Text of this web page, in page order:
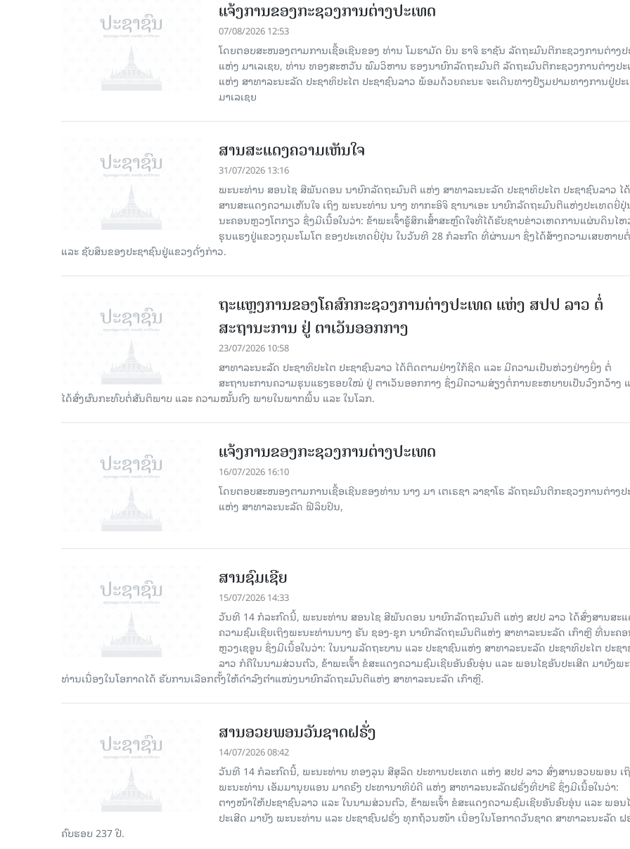
ແຈ້ງການຂອງກະຊວງການຕ່າງປະເທດ
07/08/2026 12:53
ໂດຍຕອບສະໜອງຕາມການເຊື້ອເຊີນຂອງ ທ່ານ ໂມຮາມັດ ບິນ ຮາຈິ ຮາຊັນ ລັດຖະມົນຕີກະຊວງການຕ່າງປ
ແຫ່ງ ມາເລເຊຍ, ທ່ານ ທອງສະຫວັນ ພົມວິຫານ ຮອງນາຍົກລັດຖະມົນຕີ ລັດຖະມົນຕີກະຊວງການຕ່າງປະ
ແຫ່ງ ສາທາລະນະລັດ ປະຊາທິປະໄຕ ປະຊາຊົນລາວ ພ້ອມດ້ວຍຄະນະ ຈະເດີນທາງຢ້ຽມຢາມທາງການຢູ່ປະ
ມາເລເຊຍ
ສານສະແດງຄວາມເຫັນໃຈ
31/07/2026 13:16
ພະນະທ່ານ ສອນໄຊ ສີພັນດອນ ນາຍົກລັດຖະມົນຕີ ແຫ່ງ ສາທາລະນະລັດ ປະຊາທິປະໄຕ ປະຊາຊົນລາວ ໄ
ສານສະແດງຄວາມເຫັນໃຈ ເຖິງ ພະນະທ່ານ ນາງ ທາກະອິຈິ ຊານາເອະ ນາຍົກລັດຖະມົນຕີແຫ່ງປະເທດຍີ່
ນະຄອນຫຼວງໂຕກຽວ ຊຶ່ງມີເນື້ອໃນວ່າ: ຂ້າພະເຈົ້າຮູ້ສຶກເສົ້າສະຫຼົດໃຈທີ່ໄດ້ຮັບຊາບຂ່າວເຫດການແຜ່ນດິນໄຫ
ຮຸນແຮງຢູ່ແຂວງຄຸມະໂມໂຕ ຂອງປະເທດຍີ່ປຸ່ນ ໃນວັນທີ 28 ກໍລະກົດ ທີ່ຜ່ານມາ ຊຶ່ງໄດ້ສ້າງຄວາມເສຍຫາຍ
ແລະ ຊັບສິນຂອງປະຊາຊົນຢູ່ແຂວງດັ່ງກ່າວ.
ຖະແຫຼງການຂອງໂຄສົກກະຊວງການຕ່າງປະເທດ ແຫ່ງ ສປປ ລາວ ຕໍ່
ສະຖານະການ ຢູ່ ຕາເວັນອອກກາງ
23/07/2026 10:58
ສາທາລະນະລັດ ປະຊາທິປະໄຕ ປະຊາຊົນລາວ ໄດ້ຕິດຕາມຢ່າງໃກ້ຊິດ ແລະ ມີຄວາມເປັນຫ່ວງຢ່າງຍິ່ງ ຕໍ່
ສະຖານະການຄວາມຮຸນແຮງຮອບໃໝ່ ຢູ່ ຕາເວັນອອກກາງ ຊຶ່ງມີຄວາມສ່ຽງຕໍ່ການຂະຫຍາຍເປັນວົງກວ້າງ
ໄດ້ສົ່ງຜົນກະທົບຕໍ່ສັນຕິພາບ ແລະ ຄວາມໝັ້ນຄົງ ພາຍໃນພາກພື້ນ ແລະ ໃນໂລກ.
ແຈ້ງການຂອງກະຊວງການຕ່າງປະເທດ
16/07/2026 16:10
ໂດຍຕອບສະໜອງຕາມການເຊື້ອເຊີນຂອງທ່ານ ນາງ ມາ ເຕເຣຊາ ລາຊາໂຣ ລັດຖະມົນຕີກະຊວງການຕ່າງປ
ແຫ່ງ ສາທາລະນະລັດ ຟີລິບປິນ,
ສານຊົມເຊີຍ
15/07/2026 14:33
ວັນທີ 14 ກໍລະກົດນີ້, ພະນະທ່ານ ສອນໄຊ ສີພັນດອນ ນາຍົກລັດຖະມົນຕີ ແຫ່ງ ສປປ ລາວ ໄດ້ສົ່ງສານສະ
ຄວາມຊົມເຊີຍເຖິງພະນະທ່ານນາງ ຮັນ ຊອງ-ຊຸກ ນາຍົກລັດຖະມົນຕີແຫ່ງ ສາທາລະນະລັດ ເກົາຫຼີ ທີ່ນະຄ
ຫຼວງເຊອູນ ຊຶ່ງມີເນື້ອໃນວ່າ: ໃນນາມລັດຖະບານ ແລະ ປະຊາຊົນແຫ່ງ ສາທາລະນະລັດ ປະຊາທິປະໄຕ ປະຊ
ລາວ ກໍຄືໃນນາມສ່ວນຕົວ, ຂ້າພະເຈົ້າ ຂໍສະແດງຄວາມຊົມເຊີຍອັນອົບອຸ່ນ ແລະ ພອນໄຊອັນປະເສີດ ມາຍັງພ
ທ່ານເນື່ອງໃນໂອກາດໄດ້ ຮັບການເລືອກຕັ້ງໃຫ້ດຳລົງຕຳແໜ່ງນາຍົກລັດຖະມົນຕີແຫ່ງ ສາທາລະນະລັດ ເກົາຫຼີ.
ສານອວຍພອນວັນຊາດຝຣັ່ງ
14/07/2026 08:42
ວັນທີ 14 ກໍລະກົດນີ້, ພະນະທ່ານ ທອງລຸນ ສີສຸລິດ ປະທານປະເທດ ແຫ່ງ ສປປ ລາວ ສົ່ງສານອວຍພອນ ເ
ພະນະທ່ານ ເອັມມານຸຍແອນ ມາຄຣົງ ປະທານາທິບໍດີ ແຫ່ງ ສາທາລະນະລັດຝຣັ່ງທີ່ປາຣີ ຊຶ່ງມີເນື້ອໃນວ່າ:
ຕາງໜ້າໃຫ້ປະຊາຊົນລາວ ແລະ ໃນນາມສ່ວນຕົວ, ຂ້າພະເຈົ້າ ຂໍສະແດງຄວາມຊົມເຊີຍອັນອົບອຸ່ນ ແລະ ພອນ
ປະເສີດ ມາຍັງ ພະນະທ່ານ ແລະ ປະຊາຊົນຝຣັ່ງ ທຸກຖ້ວນໜ້າ ເນື່ອງໃນໂອກາດວັນຊາດ ສາທາລະນະລັດ ຝ
ຄົບຮອບ 237 ປີ.